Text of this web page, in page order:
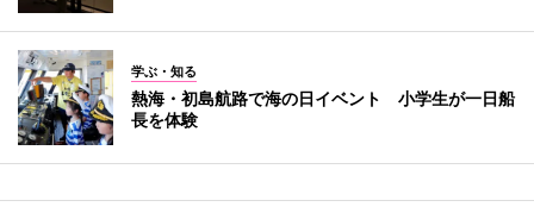
学ぶ・知る
熱海・初島航路で海の日イベント 小学生が一日船
長を体験